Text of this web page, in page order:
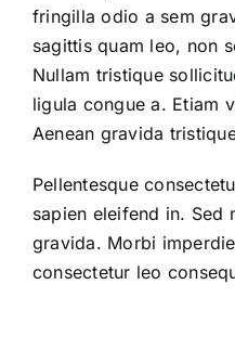
報名/回應表格
週刊下載
fringilla odio a sem
sagittis quam leo, non
Nullam tristique
ligula congue a. Etiam
Aenean gravida
Pellentesque
sapien eleifend in. Sed
gravida. Morbi
consectetur leo